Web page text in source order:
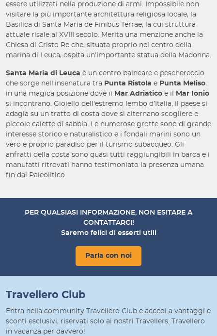
essere utilizzati nella produzione di armi. Impossibile non
visitare la più importante architettura religiosa locale, la
Basilica di Santa Maria de Finibus Terrae, la cui struttura
attuale risale al XVIII secolo. Merita una menzione anche la
Chiesa di Cristo Re che, situata proprio nel centro della
marina di Leuca, ospita un'importante statua della Madonna.
Santa Maria di Leuca è un centro balneare e peschereccio
che sorge nell'insenatura tra Punta Ristola e Punta Meliso,
in una magica posizione dove il
Mar Adriatico e il
Mar Ionio
si incontrano. Gioiello dell'estremo lembo d’Italia, il paese si
adagia su un tratto di costa dove si alternano scogliere e
piccole calette di sabbia. Le numerose grotte sono di grande
interesse storico e naturalistico e i fondali marini sono un
vero e proprio paradiso per il turismo subacqueo. Gli
anfratti della costa sono quasi tutti raggiungibili in barca e i
manufatti ritrovati hanno testimoniato la presenza umana
fin dal Paleolitico.
PER QUALSIASI INFORMAZIONE, NON ESITARE A
CONTATTARCI!
Saremo felici di esserti utili
Parla con noi
Travellero Club
Entra nella community Travellero Club e accedi a vantaggi e
sconti esclusivi, riservati solo ai nostri Travellers. Travellero
in vacanza per davvero!